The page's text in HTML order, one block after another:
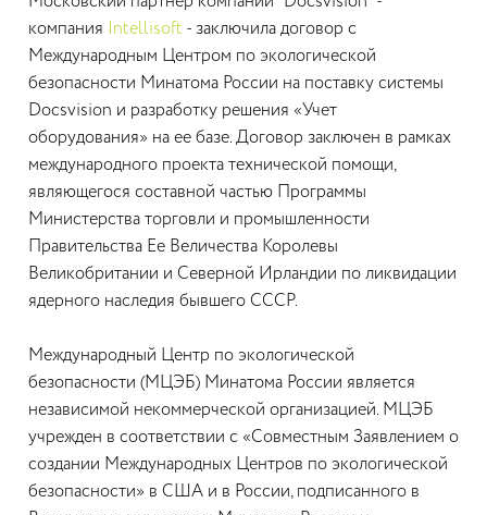
компания
Intellisoft - заключила договор с
Международным Центром по экологической
безопасности Минатома России на поставку системы
Docsvision и разработку решения «Учет
оборудования» на ее базе. Договор заключен в рамках
международного проекта технической помощи,
являющегося составной частью Программы
Министерства торговли и промышленности
Правительства Ее Величества Королевы
Великобритании и Северной Ирландии по ликвидации
ядерного наследия бывшего СССР.
Международный Центр по экологической
безопасности (МЦЭБ) Минатома России является
независимой некоммерческой организацией. МЦЭБ
учрежден в соответствии с «Совместным Заявлением о
создании Международных Центров по экологической
безопасности» в США и в России, подписанного в